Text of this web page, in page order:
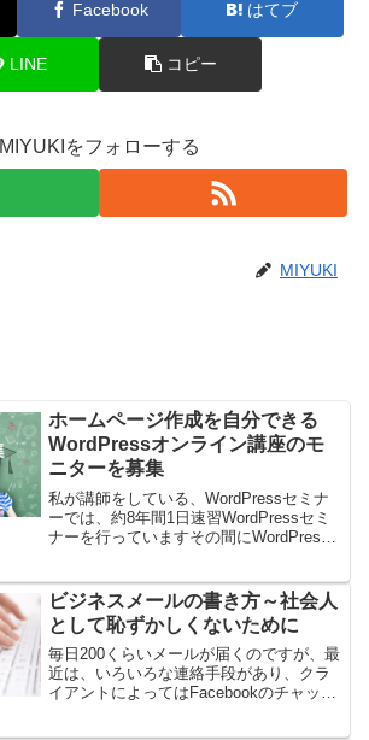
Facebook はてブ
LINE コピー
MIYUKIをフォローする
MIYUKI
ホームページ作成を自分できる
WordPressオンライン講座のモ
ニターを募集
私が講師をしている、WordPressセミナ
ーでは、約8年間1日速習WordPressセミ
ナーを行っていますその間にWordPress
（Classicエディター、グーテンベ...
ビジネスメールの書き方～社会人
として恥ずかしくないために
毎日200くらいメールが届くのですが、最
近は、いろいろな連絡手段があり、クラ
イアントによってはFacebookのチャット